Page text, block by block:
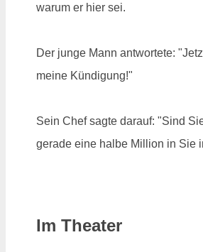
warum er hier sei.
Der junge Mann antwortete:
meine Kündigung!"
Sein Chef sagte darauf: "Sind
gerade eine halbe Million in Sie
Im Theater